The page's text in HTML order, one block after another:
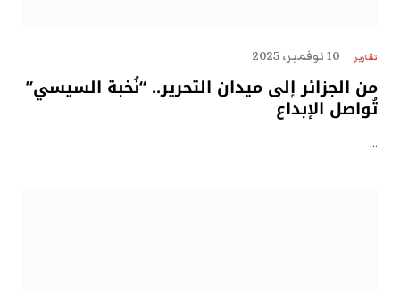
تقارير 10 نوفمبر، 2025
من الجزائر إلى ميدان التحرير.. “نُخبة السيسي”
تُواصل الإبداع
…